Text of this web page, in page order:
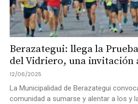
Berazategui: llega la
del Vidriero, una invitación
12/06/2025
La Municipalidad de Berazategui
comunidad a sumarse y alentar a los y